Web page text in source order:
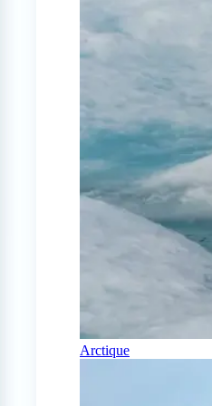
Arctique